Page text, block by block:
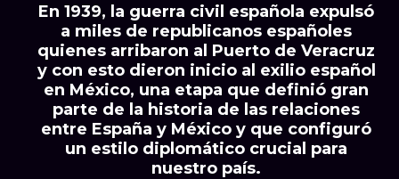
En 1939, la guerra civil española expulsó
a miles de republicanos españoles
quienes arribaron al Puerto de Veracruz
y con esto dieron inicio al exilio español
en México, una etapa que definió gran
parte de la historia de las relaciones
entre España y México y que configuró
un estilo diplomático crucial para
nuestro país.